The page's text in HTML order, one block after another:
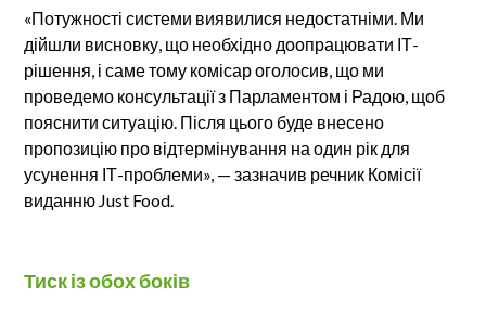
«Потужності системи виявилися недостатніми. Ми
дійшли висновку, що необхідно доопрацювати ІТ-
рішення, і саме тому комісар оголосив, що ми
проведемо консультації з Парламентом і Радою, щоб
пояснити ситуацію. Після цього буде внесено
пропозицію про відтермінування на один рік для
усунення ІТ-проблеми», — зазначив речник Комісії
виданню Just Food.
Тиск із обох боків